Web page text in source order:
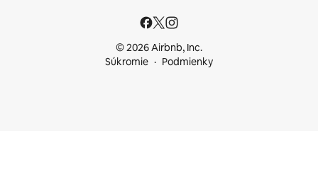
© 2026 Airbnb, Inc.
Súkromie
Podmienky